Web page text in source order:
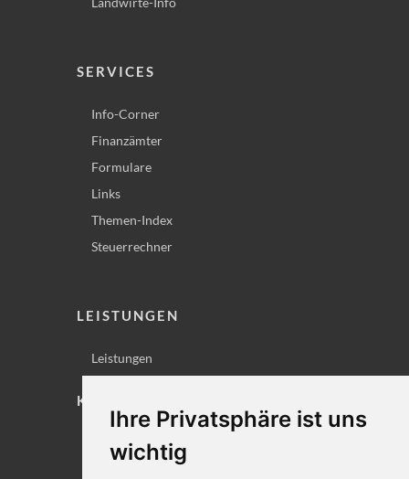
Ihre Privatsphäre ist uns
wichtig
SERVICES
Info-Corner
Finanzämter
Formulare
Links
Themen-Index
Steuerrechner
LEISTUNGEN
Leistungen
KONTAKT
Lageplan